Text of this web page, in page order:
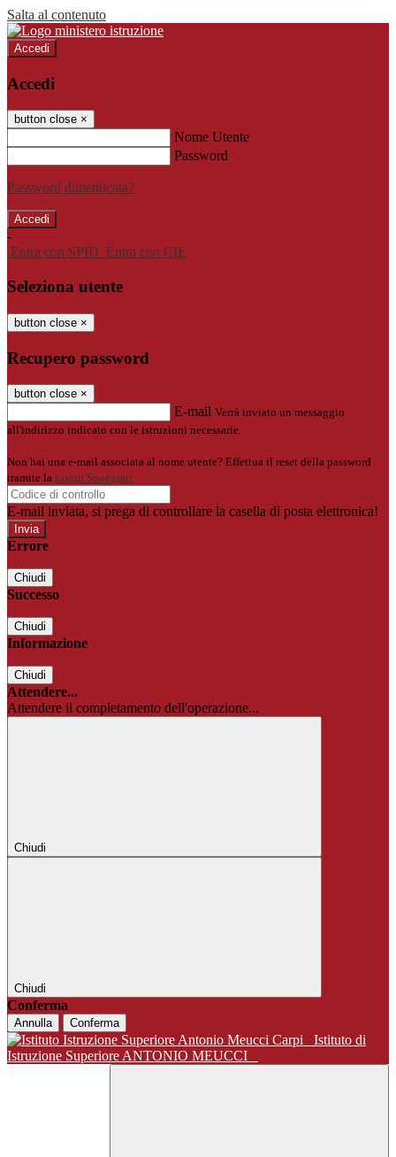
Salta al contenuto
Accedi
Accedi
button close ×
Nome Utente
Password
Password dimenticata?
-
Entra con SPID Entra con CIE
Seleziona utente
button close ×
Recupero password
button close ×
E-mail Verrà inviato un messaggio
all'indirizzo indicato con le istruzioni necessarie.
Non hai una e-mail associata al nome utente? Effettua il reset della password
tramite la Login Spaggiari
E-mail inviata, si prega di controllare la casella di posta elettronica!
Errore
Chiudi
Successo
Chiudi
Informazione
Chiudi
Attendere...
Attendere il completamento dell'operazione...
Chiudi
Chiudi
Conferma
Annulla Conferma
Istituto di
Istruzione Superiore ANTONIO MEUCCI